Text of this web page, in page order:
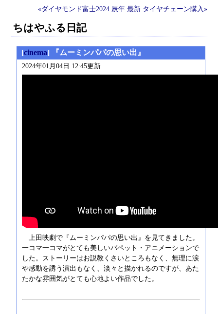
«ダイヤモンド富士2024 辰年 最新 タイヤチェーン購入»
ちはやふる日記
[cinema] 『ムーミンパパの思い出』
2024年01月04日 12:45更新
上田映劇で『ムーミンパパの思い出』を見てきました。
一コマ一コマがとても美しいパペット・アニメーションで
した。ストーリーはお説教くさいところもなく、無理に涙
や感動を誘う演出もなく、淡々と描かれるのですが、あた
たかな雰囲気がとても心地よい作品でした。